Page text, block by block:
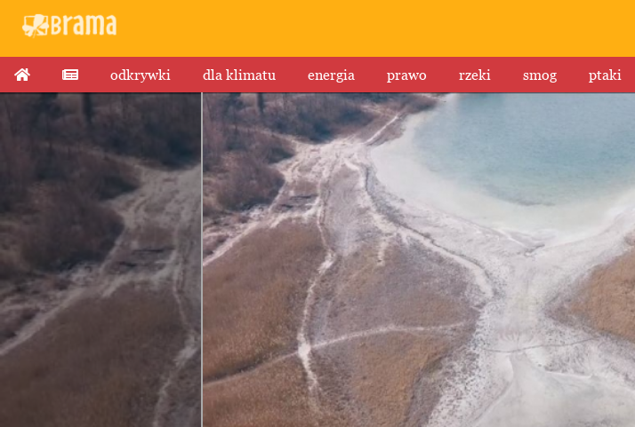
odkrywki dla klimatu energia prawo rzeki smog ptaki